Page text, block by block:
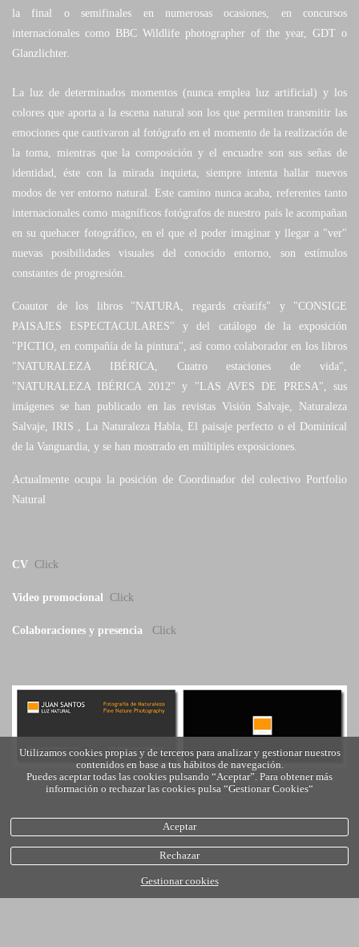
la final o semifinales en numerosas ocasiones, en concursos
internacionales como BBC Wildlife photographer of the year, GDT o
Glanzlichter.
La luz de determinados momentos (nunca emplea luz artificial) y los
colores que aporta a la escena natural son los que permiten transmitir las
emociones que cautivaron al fotógrafo en el momento de la realización de
la toma, mientras que la composición y el encuadre son sus señas de
identidad, éste con la mirada inquieta, siempre intenta hallar nuevos
modos de ver entorno natural. Este camino nunca acaba, referentes tanto
internacionales como magníficos fotógrafos de nuestro país le acompañan
en su quehacer fotográfico, en el que el poder imaginar y llegar a "ver"
nuevas posibilidades visuales del conocido entorno, son estímulos
constantes de progresión.
Coautor de los libros "NATURA, regards crèatifs" y "CONSIGE
PAISAJES ESPECTACULARES" y del catálogo de la exposición
"PICTIO, en compañía de la pintura", así como colaborador en los libros
"NATURALEZA IBÉRICA, Cuatro estaciones de vida",
"NATURALEZA IBÉRICA 2012" y "LAS AVES DE PRESA", sus
imágenes se han publicado en las revistas Visión Salvaje, Naturaleza
Salvaje, IRIS , La Naturaleza Habla, El paisaje perfecto o el Dominical
de la Vanguardia, y se han mostrado en múltiples exposiciones.
Actualmente ocupa la posición de Coordinador del colectivo Portfolio
Natural
CV Click
Video promocional Click
Colaboraciones y presencia Click
Utilizamos cookies propias y de terceros para analizar y gestionar nuestros
contenidos en base a tus hábitos de navegación.
Puedes aceptar todas las cookies pulsando “Aceptar”. Para obtener más
información o rechazar las cookies pulsa “Gestionar Cookies“
Aceptar
Rechazar
Gestionar cookies